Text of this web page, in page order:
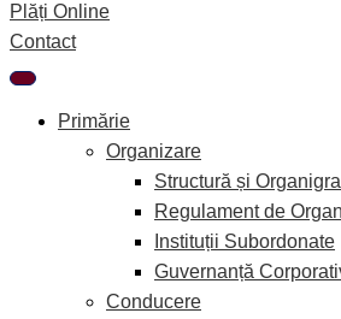
Plăți Online
Contact
Primărie
Organizare
Structură și
Regulament de
Instituții Subordonate
Guvernanță
Conducere